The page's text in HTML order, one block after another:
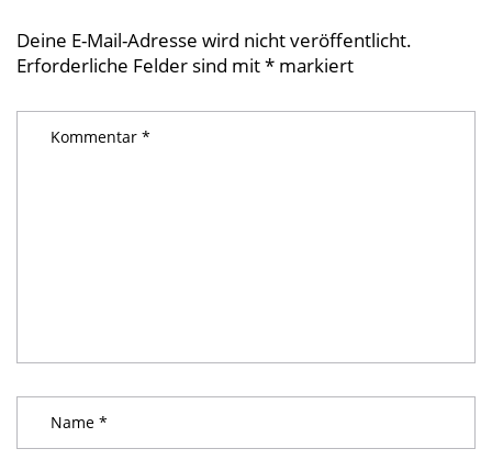
Deine E-Mail-Adresse wird nicht veröffentlicht.
Erforderliche Felder sind mit* markiert